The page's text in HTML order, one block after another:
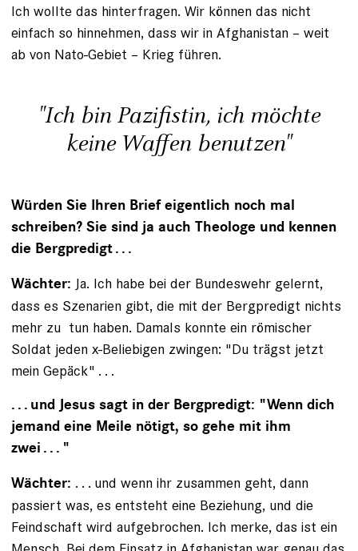
Ich wollte das hinterfragen. Wir können das nicht
einfach so hinnehmen, dass wir in Afghanistan – weit
ab von Nato-Gebiet – Krieg führen.
"Ich bin ­Pazifistin, ich möchte
keine Waffen benutzen"
Würden Sie Ihren Brief eigentlich noch mal
schreiben? Sie sind ja auch Theologe und kennen
die Bergpredigt . . .
Wächter: Ja. Ich habe bei der Bundeswehr gelernt,
dass es Szenarien gibt, die mit der Bergpredigt nichts
mehr zu ­ tun haben. Damals konnte ein römischer
Soldat jeden x-Beliebigen zwingen: "Du trägst jetzt
mein Gepäck" . . .
. . . und Jesus sagt in der Bergpredigt: "Wenn dich
jemand eine Meile nötigt, so gehe mit ihm
zwei . . . "
Wächter: . . . und wenn ihr zusammen geht, dann
passiert was, es entsteht eine Beziehung, und die
Feindschaft wird aufgebrochen. Ich merke, das ist ein